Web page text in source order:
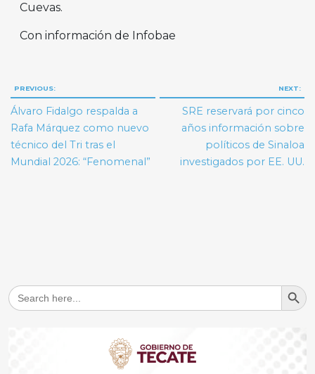
Cuevas.
Con información de Infobae
Navegación
de
entradas
PREVIOUS:
Álvaro Fidalgo respalda a
Rafa Márquez como nuevo
técnico del Tri tras el
Mundial 2026: “Fenomenal”
NEXT:
SRE reservará por cinco
años información sobre
políticos de Sinaloa
investigados por EE. UU.
Search
for:
Search